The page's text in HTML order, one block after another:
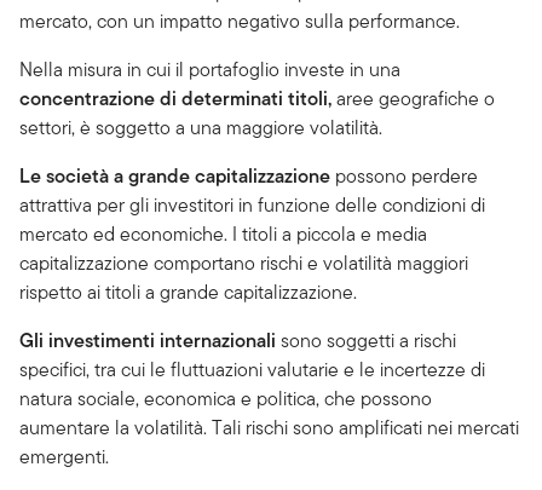
mercato, con un impatto negativo sulla performance.
Nella misura in cui il portafoglio investe in una
concentrazione di determinati titoli,aree geografiche o
settori, è soggetto a una maggiore volatilità.
Le società a grande capitalizzazione possono perdere
attrattiva per gli investitori in funzione delle condizioni di
mercato ed economiche. I titoli a piccola e media
capitalizzazione comportano rischi e volatilità maggiori
rispetto ai titoli a grande capitalizzazione.
Gli investimenti internazionali sono soggetti a rischi
specifici, tra cui le fluttuazioni valutarie e le incertezze di
natura sociale, economica e politica, che possono
aumentare la volatilità. Tali rischi sono amplificati nei mercati
emergenti.